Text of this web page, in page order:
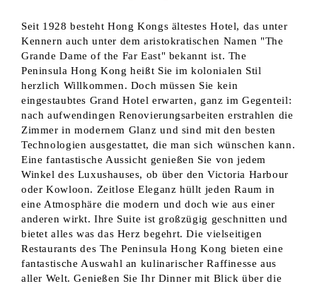
Seit 1928 besteht Hong Kongs ältestes Hotel, das unter
Kennern auch unter dem aristokratischen Namen "The
Grande Dame of the Far East" bekannt ist. The
Peninsula Hong Kong heißt Sie im kolonialen Stil
herzlich Willkommen. Doch müssen Sie kein
eingestaubtes Grand Hotel erwarten, ganz im Gegenteil:
nach aufwendingen Renovierungsarbeiten erstrahlen die
Zimmer in modernem Glanz und sind mit den besten
Technologien ausgestattet, die man sich wünschen kann.
Eine fantastische Aussicht genießen Sie von jedem
Winkel des Luxushauses, ob über den Victoria Harbour
oder Kowloon. Zeitlose Eleganz hüllt jeden Raum in
eine Atmosphäre die modern und doch wie aus einer
anderen wirkt. Ihre Suite ist großzügig geschnitten und
bietet alles was das Herz begehrt. Die vielseitigen
Restaurants des The Peninsula Hong Kong bieten eine
fantastische Auswahl an kulinarischer Raffinesse aus
aller Welt. Genießen Sie Ihr Dinner mit Blick über die